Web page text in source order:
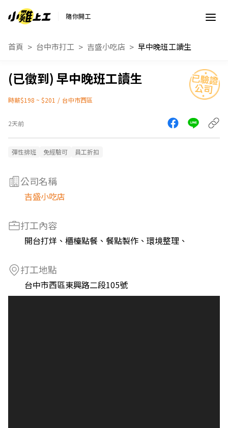
隨你開工
首頁 台中市打工 吉盛小吃店 早中晚班工讀生
早中晚班工讀生
時薪$198 ~ $201 / 台中市西區
2天前
彈性排班 免經驗可 員工折扣
公司名稱
吉盛小吃店
打工內容
開台打烊、櫃檯點餐、餐點製作、環境整理、
打工地點
台中市西區東興路二段105號